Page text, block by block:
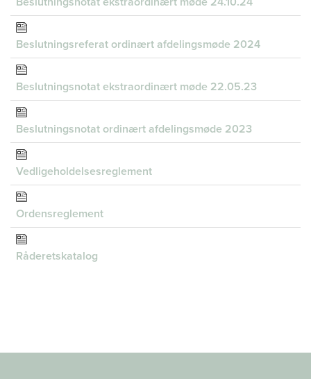
Beslutningsreferat ordinært afdelingsmøde 2024
Beslutningsnotat ekstraordinært møde 22.05.23
Beslutningsnotat ordinært afdelingsmøde 2023
Vedligeholdelsesreglement
Ordensreglement
Råderetskatalog